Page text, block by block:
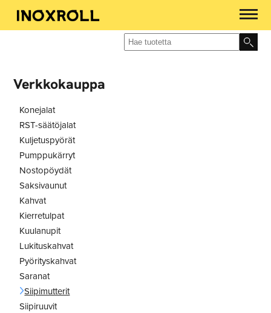
Verkkokauppa
Konejalat
RST-säätöjalat
Kuljetuspyörät
Pumppukärryt
Nostopöydät
Saksivaunut
Kahvat
Kierretulpat
Kuulanupit
Lukituskahvat
Pyörityskahvat
Saranat
Siipimutterit
Siipiruuvit